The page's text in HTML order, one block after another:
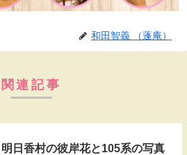
和田智義 （蓬庵）
関連記事
明日香村の彼岸花と105系の写真